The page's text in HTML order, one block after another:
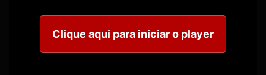
Clique aqui para iniciar o player